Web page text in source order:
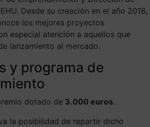
Desde su creación en el año 2018,
los mejores proyectos
especial atención a aquellos que
lanzamiento al mercado.
y programa de
dotado de 3.000 euros.
la posibilidad de repartir dicho